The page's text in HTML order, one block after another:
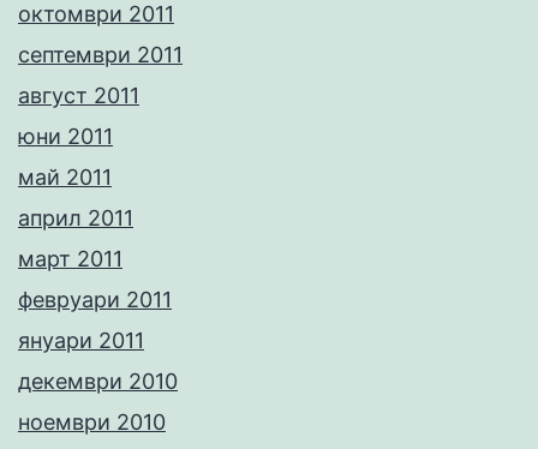
октомври 2011
септември 2011
август 2011
юни 2011
май 2011
април 2011
март 2011
февруари 2011
януари 2011
декември 2010
ноември 2010